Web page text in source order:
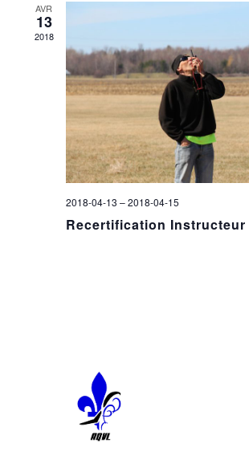
AVR
13
2018
2018-04-13 –2018-04-15
Recertification Instructeur